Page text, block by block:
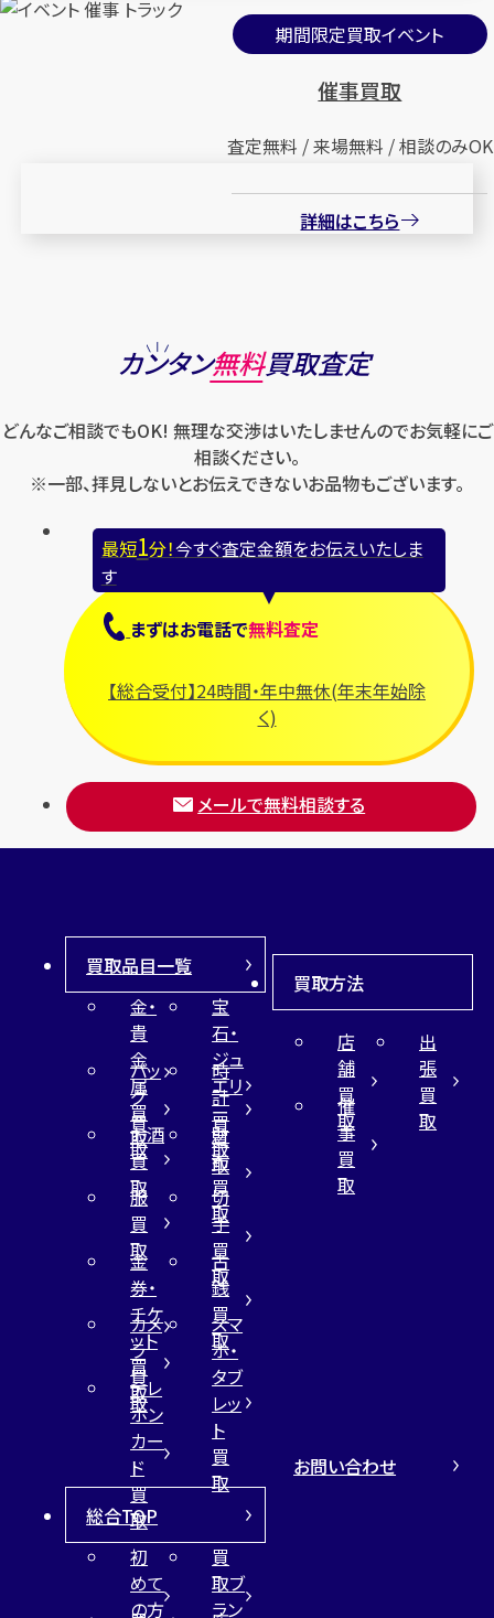
期間限定買取イベント
催事買取
査定無料 / 来場無料 / 相談のみOK
詳細はこちら
カンタン無料買取査定
どんなご相談でもOK! 無理な交渉はいたしませんのでお気軽にご
相談ください。
※一部、拝見しないとお伝えできないお品物もございます。
最短1分！今すぐ査定金額をお伝えいたしま
す
まずはお電話で無料査定
【総合受付】24時間・年中無休(年末年始除
く)
メールで無料相談する
買取品目一覧
金・
貴
金
属
買
取
宝
石・
ジュ
エリ
ー
買
取
バッ
グ
買
取
時
計
買
取
お酒
買
取
財
布
買
取
服
買
取
切
手
買
取
金
券・
チケ
ット
買
取
古
銭
買
取
カメ
ラ
買
取
スマ
ホ・
タブ
レッ
ト
買
取
テレ
ホン
カー
ド
買
取
買取方法
店
舗
買
取
出
張
買
取
催
事
買
取
総合TOP
初
めて
の方
買
取ブ
ラン
お問い合わせ